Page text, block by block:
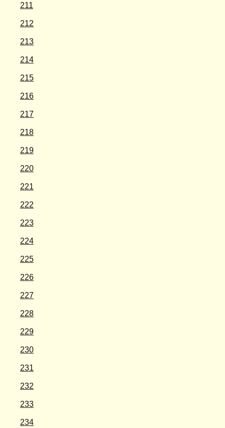
211
212
213
214
215
216
217
218
219
220
221
222
223
224
225
226
227
228
229
230
231
232
233
234